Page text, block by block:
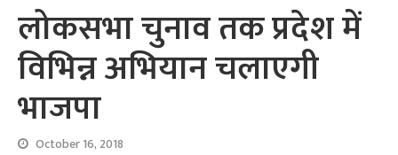
लोकसभा चुनाव तक प्रदेश में
विभिन्न अभियान चलाएगी
भाजपा
October 16, 2018